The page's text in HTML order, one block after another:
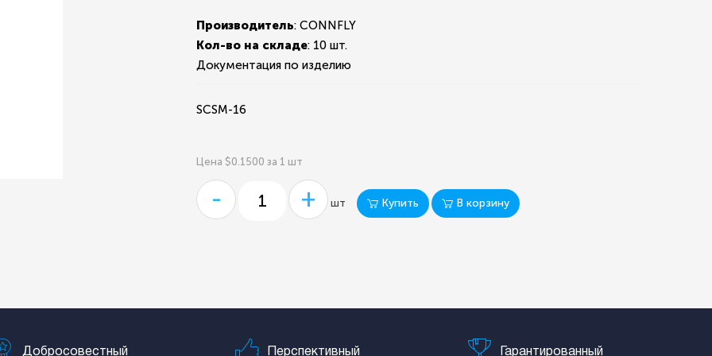
Производитель: CONNFLY
Кол-во на складе: 10 шт.
Документация по изделию
SCSM-16
Цена $0.1500 за 1 шт
- + шт Купить В корзину
Добросовестный Перспективный Гарантированный